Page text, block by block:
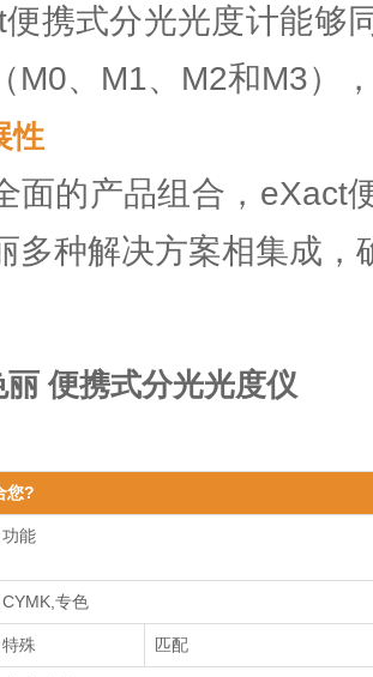
携式分光光度计能够
M0、M1、M2和M3）
性
面的产品组合，eXact
多种解决方案相集成，
便携式分光光度仪
您?
功能
CYMK,专色
特殊 匹配